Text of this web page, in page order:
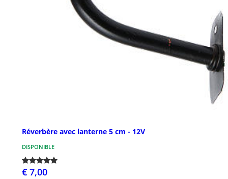
Réverbère avec lanterne 5 cm - 12V
DISPONIBLE
€ 7,00